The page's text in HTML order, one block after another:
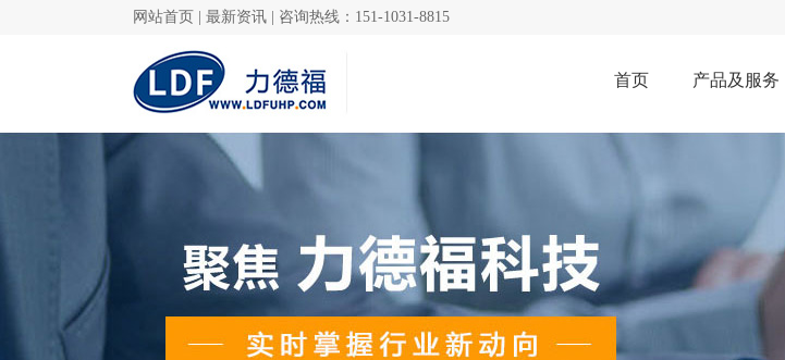
网站首页 最新资讯 咨询热线：151-1031-8815
首页 产品及服务